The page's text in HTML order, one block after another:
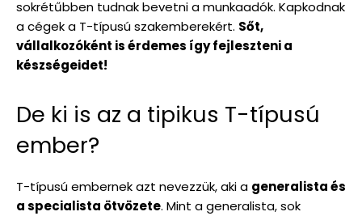
sokrétűbben tudnak bevetni a munkaadók. Kapkodnak
a cégek a T-típusú szakemberekért. Sőt,
vállalkozóként is érdemes így fejleszteni a
készségeidet!
De ki is az a tipikus T-típusú
ember?
T-típusú embernek azt nevezzük, aki a generalista és
a specialista ötvözete. Mint a generalista, sok